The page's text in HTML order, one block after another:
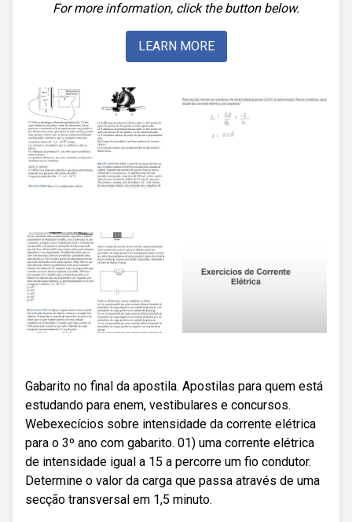
For more information, click the button below.
LEARN MORE
Gabarito no final da apostila. Apostilas para quem está
estudando para enem, vestibulares e concursos.
Webexecícios sobre intensidade da corrente elétrica
para o 3º ano com gabarito. 01) uma corrente elétrica
de intensidade igual a 15 a percorre um fio condutor.
Determine o valor da carga que passa através de uma
secção transversal em 1,5 minuto.